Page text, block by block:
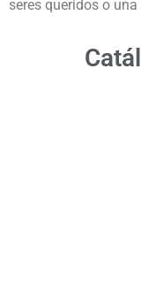
seres queridos o una